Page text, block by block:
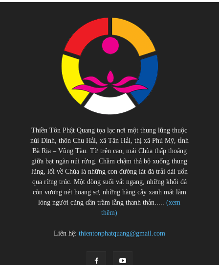
Thiền Tôn Phật Quang tọa lạc nơi một thung lũng thuộc
núi Dinh, thôn Chu Hải, xã Tân Hải, thị xã Phú Mỹ, tỉnh
Bà Rịa – Vũng Tàu. Từ trên cao, mái Chùa thấp thoáng
giữa bạt ngàn núi rừng. Chầm chậm thả bộ xuống thung
lũng, lối về Chùa là những con đường lát đá trải dài uốn
qua rừng trúc. Một dòng suối vắt ngang, những khối đá
còn vương nét hoang sơ, những hàng cây xanh mát làm
lòng người cũng dần trầm lắng thanh thản.....(xem
thêm)
Liên hệ: thientonphatquang@gmail.com